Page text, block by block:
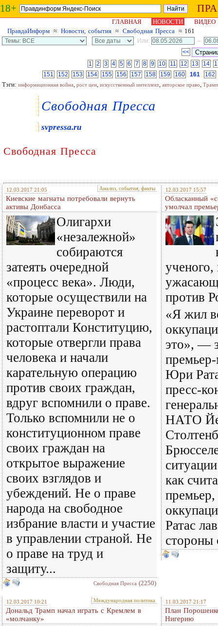
18+
ГЛАВНАЯ НОВОСТИ
ВИДЕО
ПравдаИнформ ≈ Новости, события ≈ Свободная Пресса ≈ 161
Или:
–
<<
1
2 3 4 5 6 7 8 9 10 11 12 13 14
151
152 153 154 155 156 157 158 159 160 161 162
Тэги: информационная война, рост цен, искусственный интеллект, авторское право, Трамп
Свободная Пресса
svpressa.ru
Свободная Пресса
12.03.2017 21:05 Анализ, события, факты
Киевские магнаты потребовали вернуть
активы Донбасса
Олигархи
«незалежной»
собираются
затеять очередной
«процесс века». Люди,
которые осуществили на
Украине переворот и
растоптали Конституцию,
которые отвергли права
человека и начали
карательную операцию
против своих граждан,
вдруг вспомнили о праве.
Только вспомнили не о
конституционном праве
своих граждан на
открытое выражение
своих взглядов и
убеждений. Не о праве
народа на свободное
избрание власти и участие
в управлении страной. Не
о праве на труд и
защиту...
Свободная Пресса (2250)
12.03.2017 15:57
Обласканный
умолчал
ученого,
против
«Я жил
это», —
Юри
пресс-
НАТО
как
Ратас
стороны
12.03.2017 10:21 Международная политика
Дональд Трамп начал играть с Кремлем в
«молчанку»
11.03.2017 21:17
План
Нигерию